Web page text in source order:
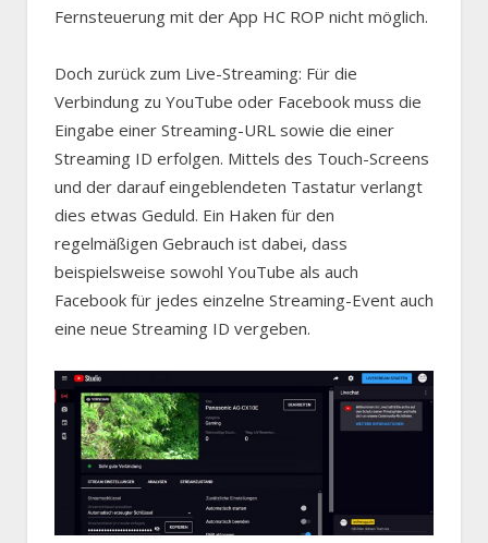
Fernsteuerung mit der App HC ROP nicht möglich.
Doch zurück zum Live-Streaming: Für die
Verbindung zu YouTube oder Facebook muss die
Eingabe einer Streaming-URL sowie die einer
Streaming ID erfolgen. Mittels des Touch-Screens
und der darauf eingeblendeten Tastatur verlangt
dies etwas Geduld. Ein Haken für den
regelmäßigen Gebrauch ist dabei, dass
beispielsweise sowohl YouTube als auch
Facebook für jedes einzelne Streaming-Event auch
eine neue Streaming ID vergeben.